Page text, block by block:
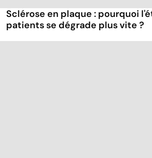
Sclérose en plaque : pourquoi
patients se dégrade plus vite ?